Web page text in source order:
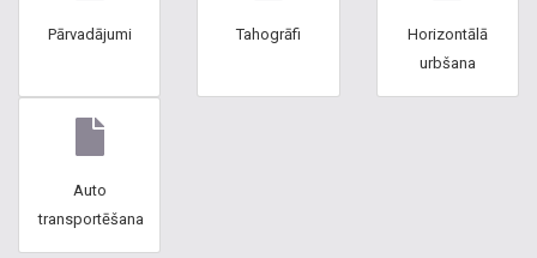
Pārvadājumi Tahogrāfi
Horizontālā
urbšana
Auto
transportēšana